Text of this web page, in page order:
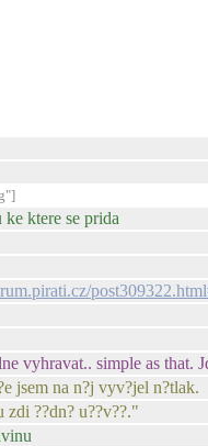
ktere se prida
vyhravat.. simple as that.
jsem na n?j vyv?jel n?tlak.
zdi ??dn? u??v??."